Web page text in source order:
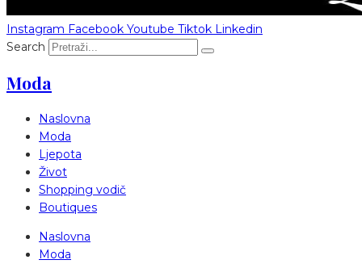
Instagram Facebook Youtube Tiktok Linkedin
Search
Moda
Naslovna
Moda
Ljepota
Život
Shopping vodič
Boutiques
Naslovna
Moda